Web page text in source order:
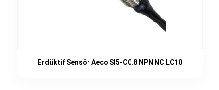
Endüktif Sensör Aeco SI5-C0.8 NPN NC LC10